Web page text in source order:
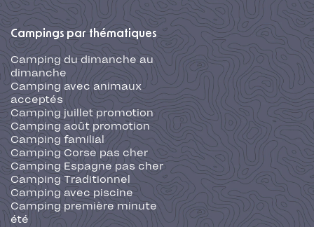
Campings par thématiques
Camping du dimanche au
dimanche
Camping avec animaux
acceptés
Camping juillet promotion
Camping août promotion
Camping familial
Camping Corse pas cher
Camping Espagne pas cher
Camping Traditionnel
Camping avec piscine
Camping première minute
été